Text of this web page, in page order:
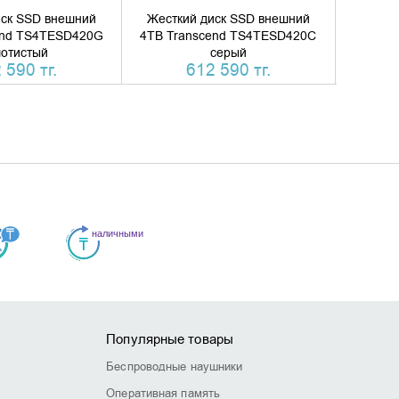
SSD внешний
TS4TESD420G
тг.
Жесткий диск SSD внешний
4TB Transcend TS4TESD420C
серый
612 590 тг.
Популярные товары
Беспроводные наушники
Оперативная память